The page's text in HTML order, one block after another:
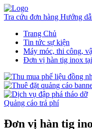
Tra cứu đơn hàng Hướng
Trang Chủ
Tin tức sự kiện
Máy móc, thi công,
Đơn vị hàn tig inox
Quảng cáo trả phí
Đơn vị hàn tig